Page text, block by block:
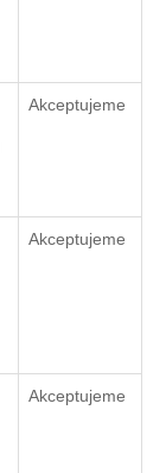
Akceptujeme
Akceptujeme
Akceptujeme